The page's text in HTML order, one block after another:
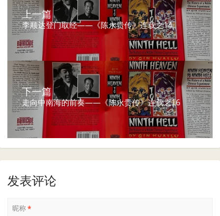
上一篇
李顺达登门取经——《陈永贵传》连载之14
下一篇
走向中南海的前奏——《陈永贵传》连载之16
发表评论
昵称*